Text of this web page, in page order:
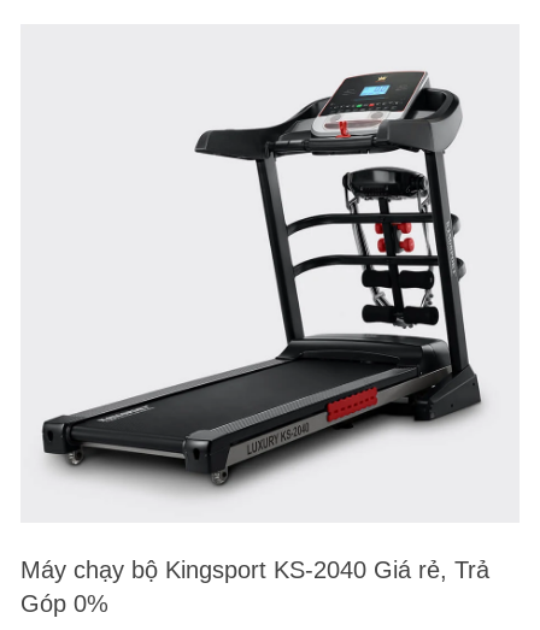
Máy chạy bộ Kingsport KS-2040 Giá rẻ, Trả
Góp 0%